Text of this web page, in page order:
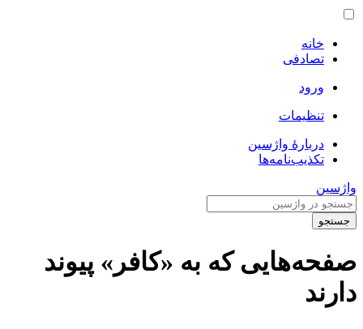
خانه
تصادفی
ورود
تنظیمات
دربارهٔ واژسین
تکذیب‌نامه‌ها
واژسین
جستجو
صفحه‌هایی که به «کافر» پیوند
دارند